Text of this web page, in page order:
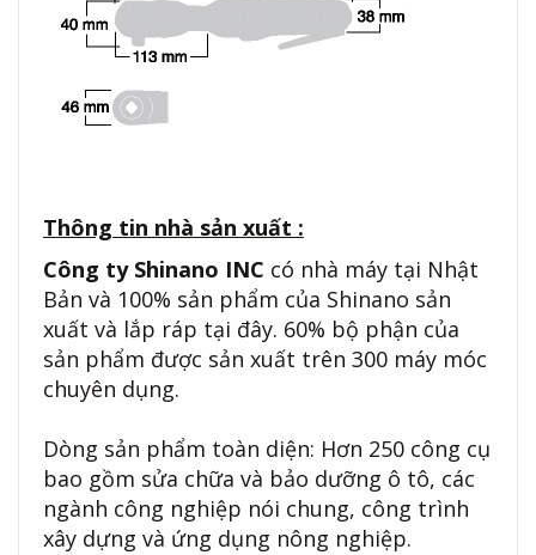
Thông tin nhà sản xuất :
Công ty Shinano INC có nhà máy tại Nhật
Bản và 100% sản phẩm của Shinano sản
xuất và lắp ráp tại đây. 60% bộ phận của
sản phẩm được sản xuất trên 300 máy móc
chuyên dụng.
Dòng sản phẩm toàn diện: Hơn 250 công cụ
bao gồm sửa chữa và bảo dưỡng ô tô, các
ngành công nghiệp nói chung, công trình
xây dựng và ứng dụng nông nghiệp.